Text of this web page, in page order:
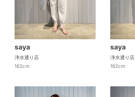
saya
浄水通り店
162cm
saya
浄水通り店
162cm